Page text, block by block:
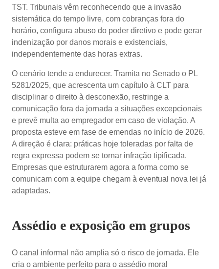
TST. Tribunais vêm reconhecendo que a invasão
sistemática do tempo livre, com cobranças fora do
horário, configura abuso do poder diretivo e pode gerar
indenização por danos morais e existenciais,
independentemente das horas extras.
O cenário tende a endurecer. Tramita no Senado o PL
5281/2025, que acrescenta um capítulo à CLT para
disciplinar o direito à desconexão, restringe a
comunicação fora da jornada a situações excepcionais
e prevê multa ao empregador em caso de violação. A
proposta esteve em fase de emendas no início de 2026.
A direção é clara: práticas hoje toleradas por falta de
regra expressa podem se tornar infração tipificada.
Empresas que estruturarem agora a forma como se
comunicam com a equipe chegam à eventual nova lei já
adaptadas.
Assédio e exposição em grupos
O canal informal não amplia só o risco de jornada. Ele
cria o ambiente perfeito para o assédio moral